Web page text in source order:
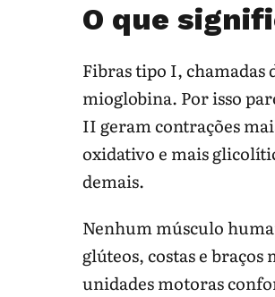
O que
Fibras tipo I, chamadas
mioglobina. Por isso
II geram contrações
oxidativo e mais
demais.
Nenhum músculo
glúteos, costas e
unidades motoras